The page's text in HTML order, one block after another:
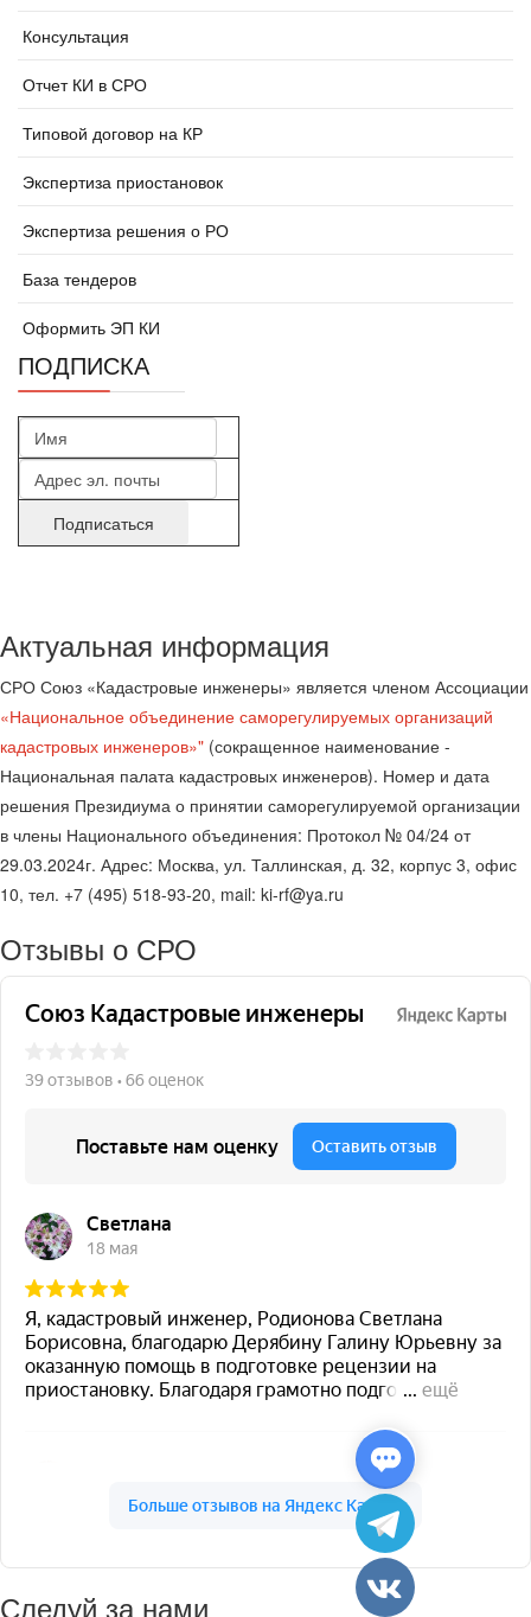
Консультация
Отчет КИ в СРО
Типовой договор на КР
Экспертиза приостановок
Экспертиза решения о РО
База тендеров
Оформить ЭП КИ
ПОДПИСКА
Актуальная информация
СРО Союз «Кадастровые инженеры» является членом Ассоциации
«Национальное объединение саморегулируемых организаций
кадастровых инженеров»" (сокращенное наименование -
Национальная палата кадастровых инженеров). Номер и дата
решения Президиума о принятии саморегулируемой организации
в члены Национального объединения: Протокол № 04/24 от
29.03.2024г. Адрес: Москва, ул. Таллинская, д. 32, корпус 3, офис
10, тел. +7 (495) 518-93-20, mail: ki-rf@ya.ru
Отзывы о СРО
Следуй за нами